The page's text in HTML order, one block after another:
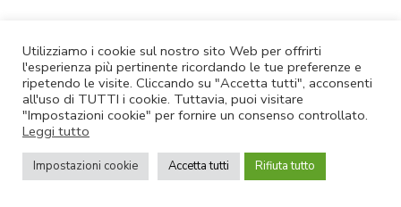
Utilizziamo i cookie sul nostro sito Web per offrirti
l'esperienza più pertinente ricordando le tue preferenze e
ripetendo le visite. Cliccando su "Accetta tutti", acconsenti
all'uso di TUTTI i cookie. Tuttavia, puoi visitare
"Impostazioni cookie" per fornire un consenso controllato.
Leggi tutto
Impostazioni cookie Accetta tutti Rifiuta tutto